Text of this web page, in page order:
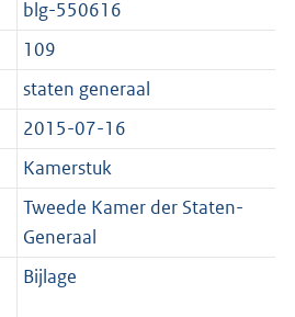
o
t
e
:
1
K
b
o
t
t
e
:
1
K
b
blg-550616
109
staten generaal
2015-07-16
Kamerstuk
Tweede Kamer der Staten-
Generaal
Bijlage